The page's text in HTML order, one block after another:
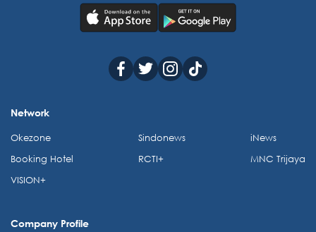
Network
Okezone
Booking Hotel
VISION+
Sindonews
RCTI+
iNews
MNC Trijaya
Company Profile